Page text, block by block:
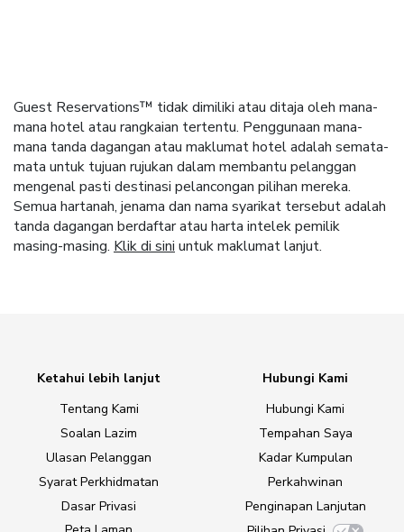
Guest Reservations™ tidak dimiliki atau ditaja oleh mana-
mana hotel atau rangkaian tertentu. Penggunaan mana-
mana tanda dagangan atau maklumat hotel adalah semata-
mata untuk tujuan rujukan dalam membantu pelanggan
mengenal pasti destinasi pelancongan pilihan mereka.
Semua hartanah, jenama dan nama syarikat tersebut adalah
tanda dagangan berdaftar atau harta intelek pemilik
masing-masing. Klik di sini untuk maklumat lanjut.
Ketahui lebih lanjut
Tentang Kami
Soalan Lazim
Ulasan Pelanggan
Syarat Perkhidmatan
Dasar Privasi
Hubungi Kami
Hubungi Kami
Tempahan Saya
Kadar Kumpulan
Perkahwinan
Penginapan Lanjutan